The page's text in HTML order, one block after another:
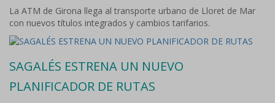
La ATM de Girona llega al transporte urbano de Lloret de Mar
con nuevos títulos integrados y cambios tarifarios.
SAGALÉS ESTRENA UN NUEVO
PLANIFICADOR DE RUTAS